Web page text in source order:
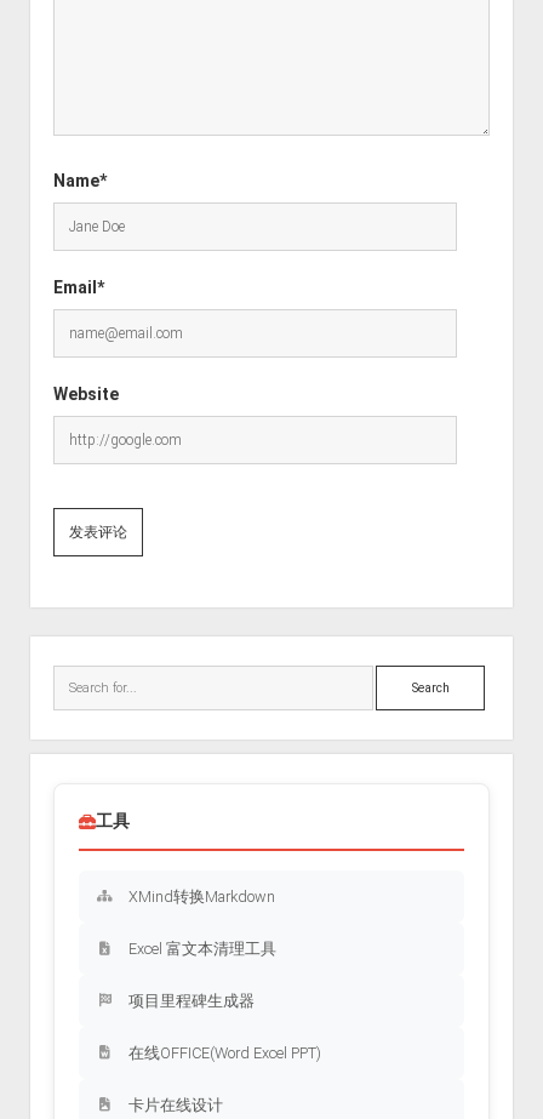
Name*
Email*
Website
Search
工具
XMind转换Markdown
Excel 富文本清理工具
项目里程碑生成器
在线OFFICE(Word Excel PPT)
卡片在线设计